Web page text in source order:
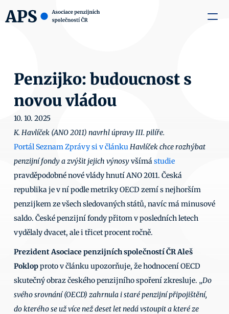
Penzijko: budoucnost s
novou vládou
10. 10. 2025
K. Havlíček (ANO 2011) navrhl úpravy III. pilíře.
Portál Seznam Zprávy si v článkuHavlíček chce rozhýbat
penzijní fondy a zvýšit jejich výnosyvšímá studie
pravděpodobné nové vlády hnutí ANO 2011. Česká
republika je v ní podle metriky OECD zemí s nejhorším
penzijkem ze všech sledovaných států, navíc má minusové
saldo. České penzijní fondy přitom v posledních letech
vydělaly dvacet, ale i třicet procent ročně.
Prezident Asociace penzijních společností ČR Aleš
Poklop proto v článku upozorňuje, že hodnocení OECD
skutečný obraz českého penzijního spoření zkresluje. „Do
svého srovnání (OECD) zahrnula i staré penzijní připojištění,
do kterého se už více než deset let nedá vstoupit a které ze